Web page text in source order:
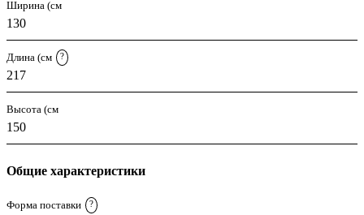
Ширина (см
130
Длина (см ?
217
Высота (см
150
Общие характеристики
Форма поставки ?